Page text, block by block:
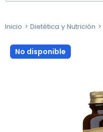
Inicio Dietética y Nutrición
No disponible